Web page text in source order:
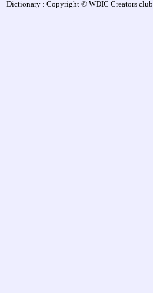
Dictionary : Copyright © WDIC Creators club